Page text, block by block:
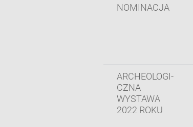
NOMINACJA
ARCHEOLOGI-
CZNA
WYSTAWA
2022 ROKU